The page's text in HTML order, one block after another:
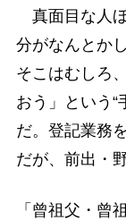
真面目な人
分がなんとか
そこはむしろ
おう」という“
だ。登記業務
だが、前出・
「曾祖父・曾